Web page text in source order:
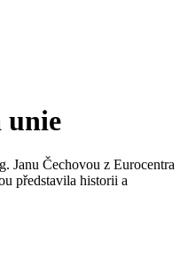
unie
Janu Čechovou z Eurocentra
představila historii a